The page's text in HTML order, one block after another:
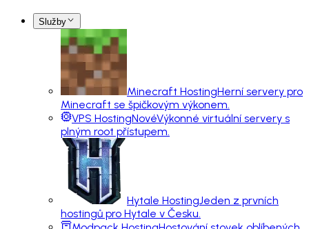
Služby
Minecraft HostingHerní servery pro
Minecraft se špičkovým výkonem.
VPS HostingNovéVýkonné virtuální servery s
plným root přístupem.
Hytale HostingJeden z prvních
hostingů pro Hytale v Česku.